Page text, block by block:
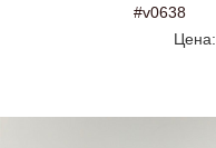
#v0638
Цена: